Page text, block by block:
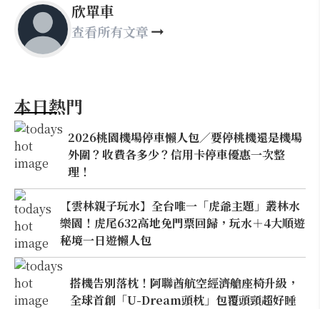
欣單車
查看所有文章
本日熱門
2026桃園機場停車懶人包／要停桃機還是機場
外圍？收費各多少？信用卡停車優惠一次整
理！
【雲林親子玩水】全台唯一「虎爺主題」叢林水
樂園！虎尾632高地免門票回歸，玩水＋4大順遊
秘境一日遊懶人包
搭機告別落枕！阿聯酋航空經濟艙座椅升級，
全球首創「U-Dream頭枕」包覆頭頸超好睡